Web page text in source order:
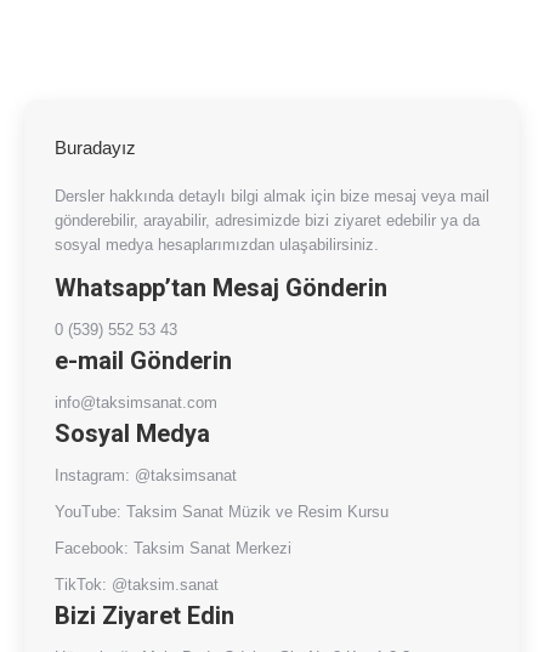
Buradayız
Dersler hakkında detaylı bilgi almak için bize mesaj veya mail
gönderebilir, arayabilir, adresimizde bizi ziyaret edebilir ya da
sosyal medya hesaplarımızdan ulaşabilirsiniz.
Whatsapp’tan Mesaj Gönderin
0 (539) 552 53 43
e-mail Gönderin
info@taksimsanat.com
Sosyal Medya
Instagram: @taksimsanat
YouTube: Taksim Sanat Müzik ve Resim Kursu
Facebook: Taksim Sanat Merkezi
TikTok: @taksim.sanat
Bizi Ziyaret Edin